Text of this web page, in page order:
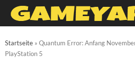
Startseite » Quantum Error: Anfang
PlayStation 5